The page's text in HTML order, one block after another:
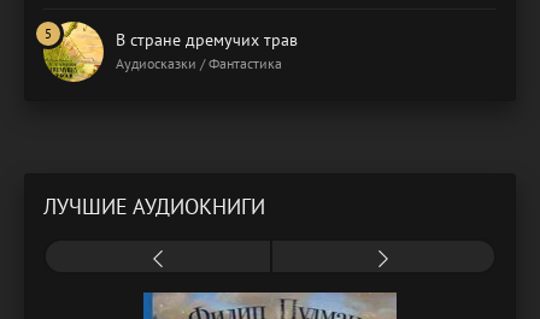
В стране дремучих трав
Аудиосказки / Фантастика
ЛУЧШИЕ АУДИОКНИГИ